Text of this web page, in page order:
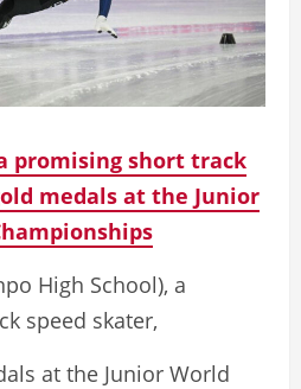
promising short track
medals at the Junior
High School), a
speed skater,
at the Junior World